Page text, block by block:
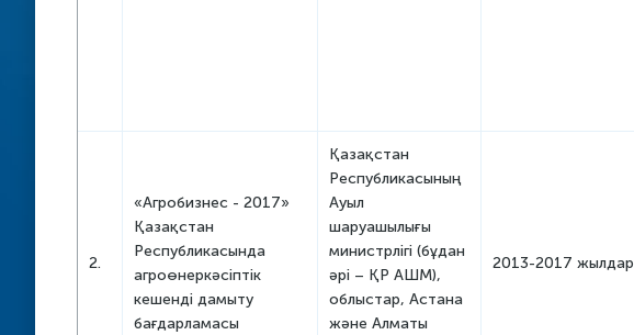
2.
«Агробизнес - 2017»
Қазақстан
Республикасында
агроөнеркәсіптік
кешенді дамыту
бағдарламасы
Қазақстан
Республикасының
Ауыл
шаруашылығы
министрлігі (бұдан
әрі – ҚР АШМ),
облыстар, Астана
және Алматы
2013-2017 жылдар